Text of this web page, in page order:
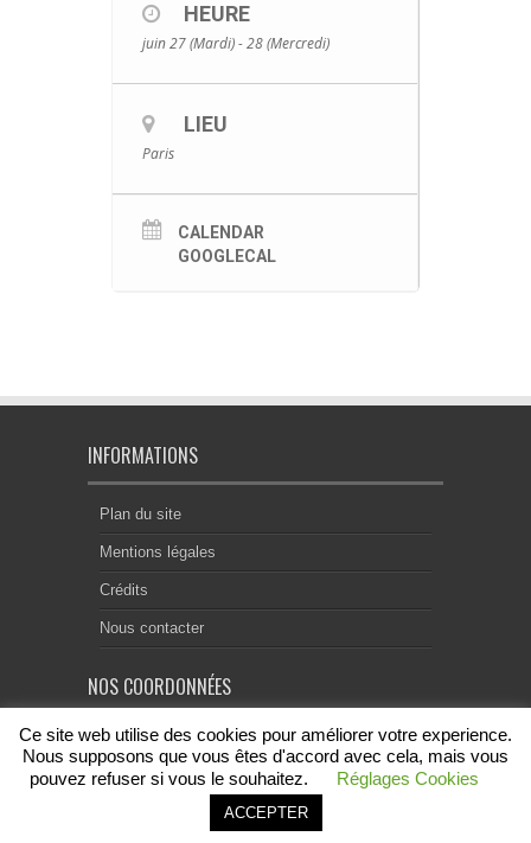
HEURE
juin 27 (Mardi) - 28 (Mercredi)
LIEU
Paris
CALENDAR
GOOGLECAL
INFORMATIONS
Plan du site
Mentions légales
Crédits
Nous contacter
NOS COORDONNÉES
Centre Notarial de Droit Européen
18, rue Chevreul
69007 Lyon
contact@acenode.eu
Ce site web utilise des cookies pour améliorer votre experience.
Nous supposons que vous êtes d'accord avec cela, mais vous
pouvez refuser si vous le souhaitez.
Réglages Cookies
ACCEPTER